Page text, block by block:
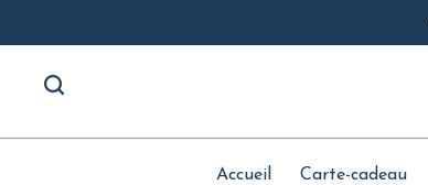
Accueil Carte-cadeau